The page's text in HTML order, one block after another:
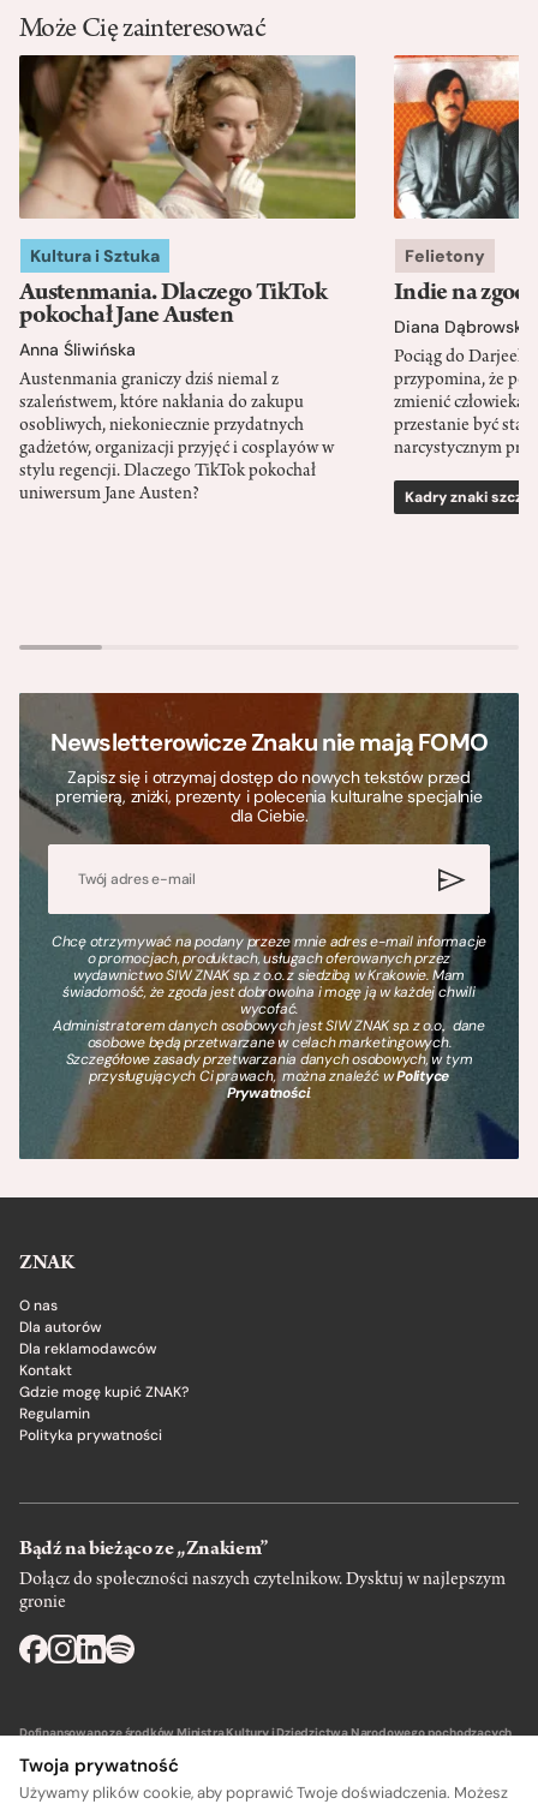
Może Cię zainteresować
Kultura i Sztuka
Austenmania. Dlaczego TikTok
pokochał Jane Austen
Anna Śliwińska
Austenmania graniczy dziś niemal z
szaleństwem, które nakłania do zakupu
osobliwych, niekoniecznie przydatnych
gadżetów, organizacji przyjęć i cosplayów w
stylu regencji. Dlaczego TikTok pokochał
uniwersum Jane Austen?
Felietony
Indie na
Diana Dąbrowska
Pociąg do
przypomina, że
zmienić człowieka
przestanie być
narcystycznym
Kadry znaki
Newsletterowicze Znaku nie mają FOMO
Zapisz się i otrzymaj dostęp do nowych tekstów przed
premierą, zniżki, prezenty i polecenia kulturalne specjalnie
dla Ciebie.
Chcę otrzymywać na podany przeze mnie adres e-mail informacje
o promocjach, produktach, usługach oferowanych przez
wydawnictwo SIW ZNAK sp. z o.o. z siedzibą w Krakowie. Mam
świadomość, że zgoda jest dobrowolna i mogę ją w każdej chwili
wycofać.
Administratorem danych osobowych jest SIW ZNAK sp. z o.o., dane
osobowe będą przetwarzane w celach marketingowych.
Szczegółowe zasady przetwarzania danych osobowych, w tym
przysługujących Ci prawach, można znaleźć wPolityce
Prywatności.
ZNAK
O nas
Dla autorów
Dla reklamodawców
Kontakt
Gdzie mogę kupić ZNAK?
Regulamin
Polityka prywatności
Bądź na bieżąco ze „Znakiem”
Dołącz do społeczności naszych czytelnikow. Dysktuj w najlepszym
gronie
Dofinansowano ze środków Ministra Kultury i Dziedzictwa Narodowego pochodzących
Twoja prywatność
Używamy plików cookie, aby poprawić Twoje doświadczenia. Możesz